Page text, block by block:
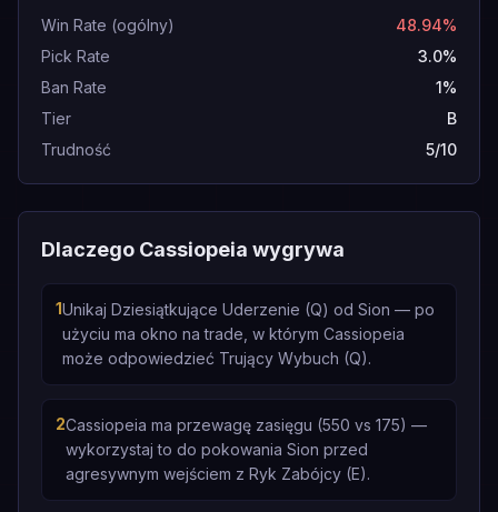
Win Rate (ogólny)
48.94%
Pick Rate
3.0%
Ban Rate
1%
Tier
B
Trudność
5/10
Dlaczego Cassiopeia wygrywa
1Unikaj Dziesiątkujące Uderzenie (Q) od Sion — po
użyciu ma okno na trade, w którym Cassiopeia
może odpowiedzieć Trujący Wybuch (Q).
2Cassiopeia ma przewagę zasięgu (550 vs 175) —
wykorzystaj to do pokowania Sion przed
agresywnym wejściem z Ryk Zabójcy (E).